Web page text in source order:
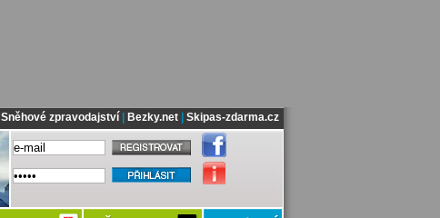
Sněhové zpravodajství| Bezky.net| Skipas-zdarma.cz